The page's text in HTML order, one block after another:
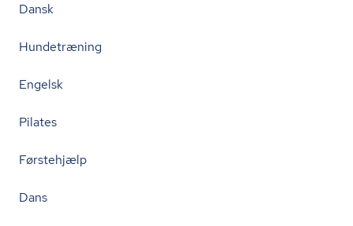
Dansk
Hundetræning
Engelsk
Pilates
Førstehjælp
Dans